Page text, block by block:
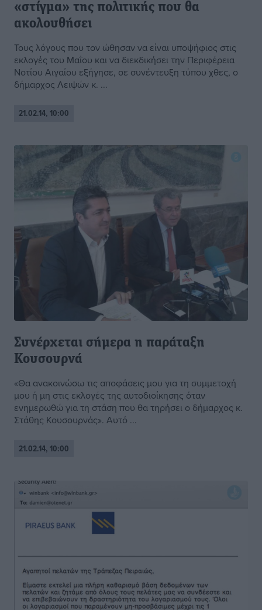
«στίγμα» της πολιτικής που θα
ακολουθήσει
Τους λόγους που τον ώθησαν να είναι υποψήφιος στις
εκλογές του Μαΐου και να διεκδικήσει την Περιφέρεια
Νοτίου Αιγαίου εξήγησε, σε συνέντευξη τύπου χθες, ο
δήμαρχος Λειψών κ. ...
21.02.14, 10:00
Συνέρχεται σήμερα η παράταξη
Κουσουρνά
«Θα ανακοινώσω τις αποφάσεις μου για τη συμμετοχή
μου ή μη στις εκλογές της αυτοδιοίκησης όταν
ενημερωθώ για τη στάση που θα τηρήσει ο δήμαρχος κ.
Στάθης Κουσουρνάς». Αυτό ...
21.02.14, 10:00